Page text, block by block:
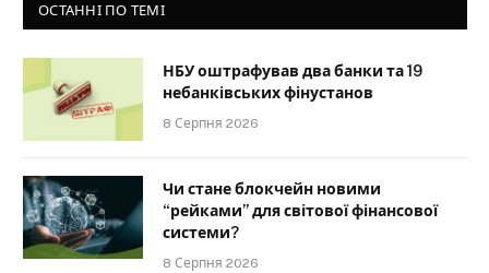
ОСТАННІ ПО ТЕМІ
НБУ оштрафував два банки та 19
небанківських фінустанов
8 Серпня 2026
Чи стане блокчейн новими
“рейками” для світової фінансової
системи?
8 Серпня 2026